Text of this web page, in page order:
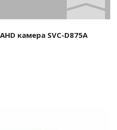
камера SVC-D875A